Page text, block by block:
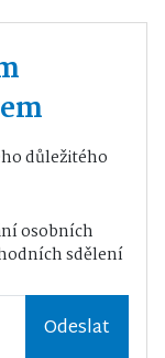
důležitého
osobních
sdělení
Odeslat